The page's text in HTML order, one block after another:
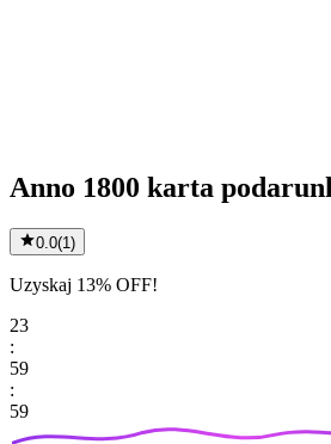
Anno 1800 karta
0.0(1 )
Uzyskaj 13% OFF!
23
:
59
:
59